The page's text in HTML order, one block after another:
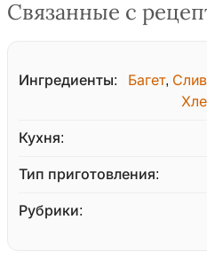
Связанные с
Ингредиенты: Багет,
Кухня:
Тип приготовления:
Рубрики: